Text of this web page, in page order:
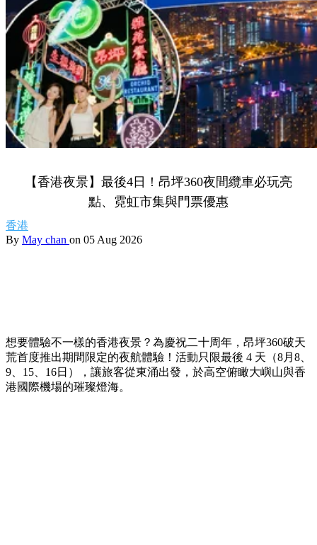
【香港夜景】最後4日！昂坪360夜間纜車必玩亮
點、霓虹市集與門票優惠
香港
By May chan on 05 Aug 2026
想要體驗不一樣的香港夜景？為慶祝二十周年，昂坪360破天
荒首度推出期間限定的夜航體驗！活動只限最後 4 天（8月8、
9、15、16日），讓旅客從東涌出發，於高空俯瞰大嶼山與香
港國際機場的璀璨燈海。